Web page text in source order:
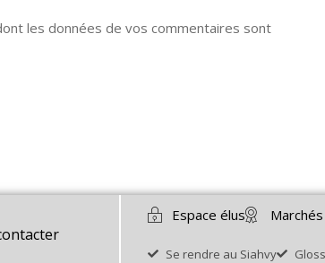
les données de vos commentaires sont
Espace élus
Se rendre au Siahvy